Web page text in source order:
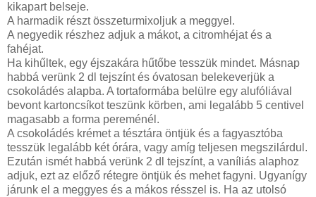
kikapart belseje.
A harmadik részt összeturmixoljuk a meggyel.
A negyedik részhez adjuk a mákot, a citromhéjat és a
fahéjat.
Ha kihűltek, egy éjszakára hűtőbe tesszük mindet. Másnap
habbá verünk 2 dl tejszínt és óvatosan belekeverjük a
csokoládés alapba. A tortaformába belülre egy alufóliával
bevont kartoncsíkot teszünk körben, ami legalább 5 centivel
magasabb a forma pereménél.
A csokoládés krémet a tésztára öntjük és a fagyasztóba
tesszük legalább két órára, vagy amíg teljesen megszilárdul.
Ezután ismét habbá verünk 2 dl tejszínt, a vaníliás alaphoz
adjuk, ezt az előző rétegre öntjük és mehet fagyni. Ugyanígy
járunk el a meggyes és a mákos résszel is. Ha az utolsó